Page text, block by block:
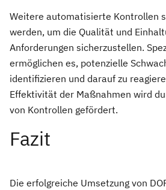
Weitere automatisierte Kontrollen
werden, um die Qualität und
Anforderungen sicherzustellen.
ermöglichen es, potenzielle
identifizieren und darauf zu
Effektivität der Maßnahmen wird
von Kontrollen gefördert.
Fazit
Die erfolgreiche Umsetzung von